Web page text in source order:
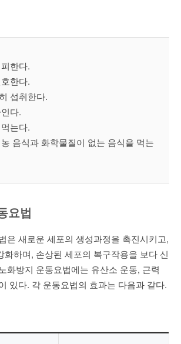
한다.
한다.
섭취한다.
다.
는다.
음식과 화학물질이 없는 음식을 먹는
요법
은 새로운 세포의 생성과정을 촉진시키고,
화하며, 손상된 세포의 복구작용을 보다 신
화방지 운동요법에는 유산소 운동, 근력
있다. 각 운동요법의 효과는 다음과 같다.